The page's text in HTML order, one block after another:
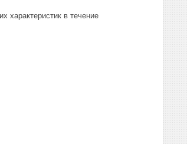
характеристик в течение